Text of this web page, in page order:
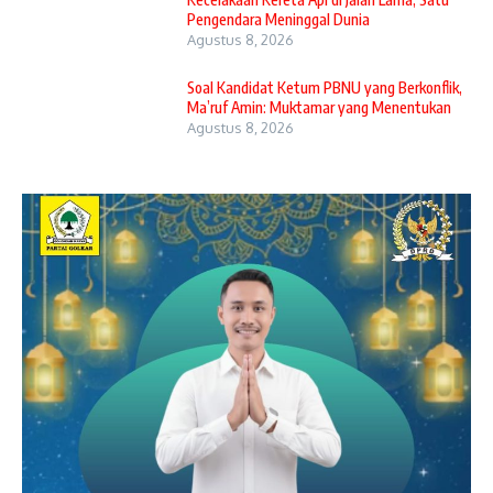
Pengendara Meninggal Dunia
Agustus 8, 2026
Soal Kandidat Ketum PBNU yang Berkonflik,
Ma’ruf Amin: Muktamar yang Menentukan
Agustus 8, 2026